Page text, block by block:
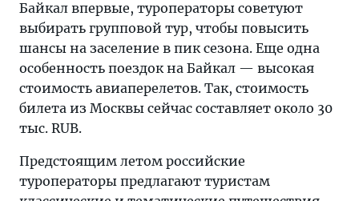
Байкал впервые, туроператоры советуют
выбирать групповой тур, чтобы повысить
шансы на заселение в пик сезона. Еще одна
особенность поездок на Байкал — высокая
стоимость авиаперелетов. Так, стоимость
билета из Москвы сейчас составляет около 30
тыс. RUB.
Предстоящим летом российские
туроператоры предлагают туристам